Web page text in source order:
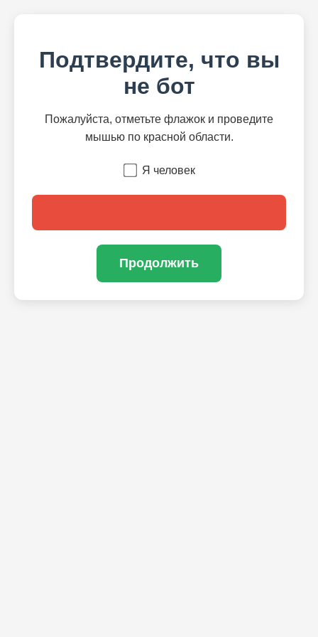
Подтвердите, что вы
не бот
Пожалуйста, отметьте флажок и проведите
мышью по красной области.
Я человек
Продолжить